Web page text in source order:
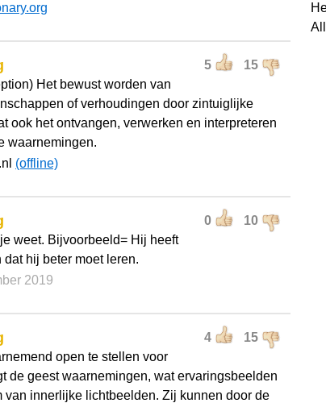
5 15
Het bewust worden van
of verhoudingen door zintuiglijke
ook het ontvangen, verwerken en interpreteren
waarnemingen.
(offline)
0 10
weet. Bijvoorbeeld= Hij heeft
hij beter moet leren.
2019
4 15
open te stellen voor
de geest waarnemingen, wat ervaringsbeelden
van innerlijke lichtbeelden. Zij kunnen door de